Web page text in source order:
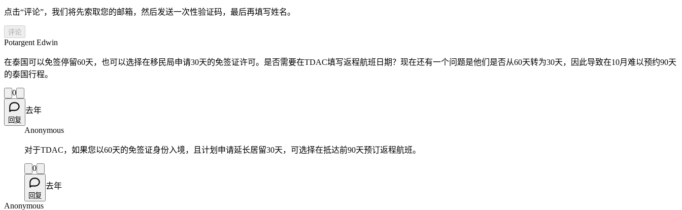
点击“评论”，我们将先索取您的邮箱，然后发送一次性验证码，最后再填写姓名。
评论
Potargent Edwin
在泰国可以免签停留60天，也可以选择在移民局申请30天的免签证许可。是否需要在TDAC填写返程航班日期？现在还有一个问题是他们是否从60天转为30天，因此导致在10月难以预约90天
的泰国行程。
0
回复
去年
Anonymous
对于TDAC，如果您以60天的免签证身份入境，且计划申请延长居留30天，可选择在抵达前90天预订返程航班。
0
回复
去年
Anonymous